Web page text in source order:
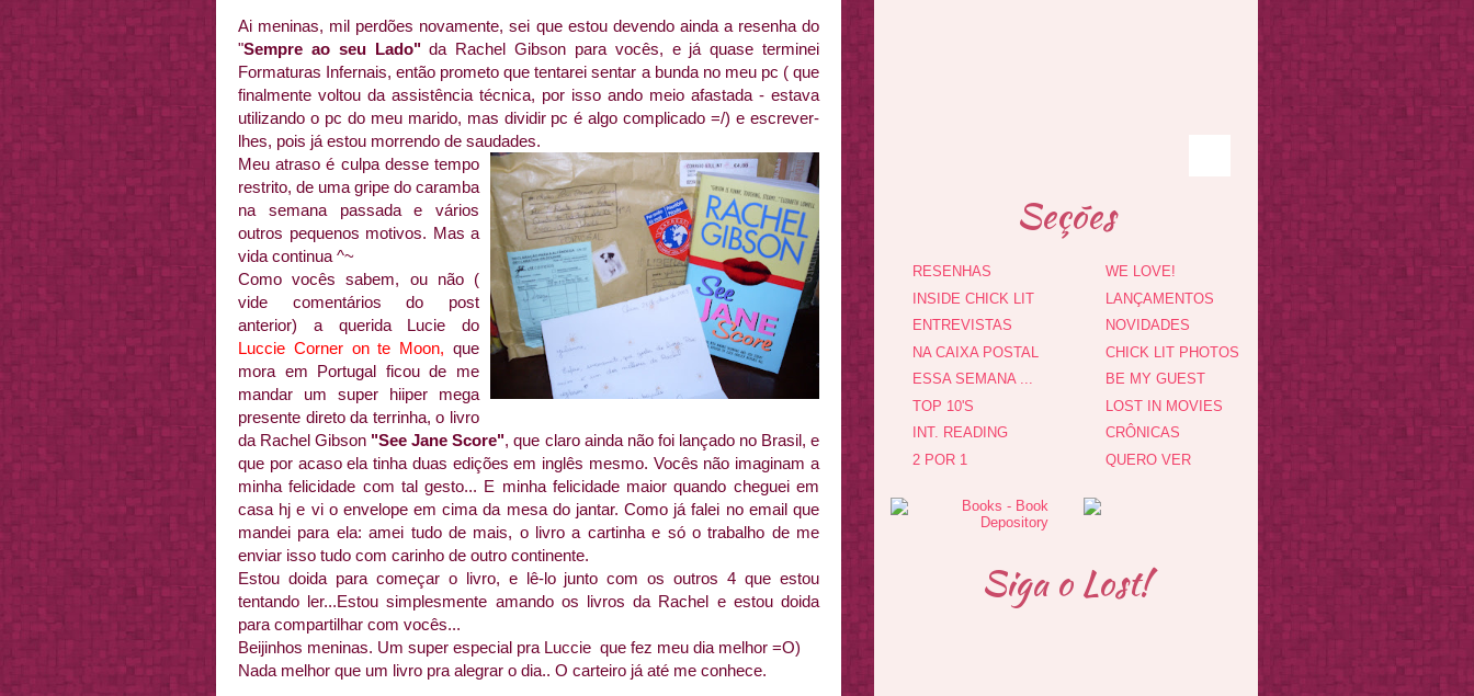
Ai meninas, mil perdões novamente, sei que estou devendo ainda a resenha do
"Sempre ao seu Lado"da Rachel Gibson para vocês, e já quase terminei
Formaturas Infernais, então prometo que tentarei sentar a bunda no meu pc ( que
finalmente voltou da assistência técnica, por isso ando meio afastada - estava
utilizando o pc do meu marido, mas dividir pc é algo complicado =/) e escrever-
lhes, pois já estou morrendo de saudades.
Meu atraso é culpa desse tempo
restrito, de uma gripe do caramba
na semana passada e vários
outros pequenos motivos. Mas a
vida continua ^~
Como vocês sabem, ou não (
vide comentários do post
anterior) a querida Lucie do
Luccie Corner on te Moon, que
mora em Portugal ficou de me
mandar um super hiiper mega
presente direto da terrinha, o livro
da Rachel Gibson "See Jane Score", que claro ainda não foi lançado no Brasil, e
que por acaso ela tinha duas edições em inglês mesmo. Vocês não imaginam a
minha felicidade com tal gesto... E minha felicidade maior quando cheguei em
casa hj e vi o envelope em cima da mesa do jantar. Como já falei no email que
mandei para ela: amei tudo de mais, o livro a cartinha e só o trabalho de me
enviar isso tudo com carinho de outro continente.
Estou doida para começar o livro, e lê-lo junto com os outros 4 que estou
tentando ler...Estou simplesmente amando os livros da Rachel e estou doida
para compartilhar com vocês...
Beijinhos meninas. Um super especial pra Luccie que fez meu dia melhor =O)
Nada melhor que um livro pra alegrar o dia.. O carteiro já até me conhece.
Seções
RESENHAS
INSIDE CHICK LIT
ENTREVISTAS
NA CAIXA POSTAL
ESSA SEMANA ...
TOP 10'S
INT. READING
2 POR 1
WE LOVE!
LANÇAMENTOS
NOVIDADES
CHICK LIT PHOTOS
BE MY GUEST
LOST IN MOVIES
CRÔNICAS
QUERO VER
Siga o Lost!